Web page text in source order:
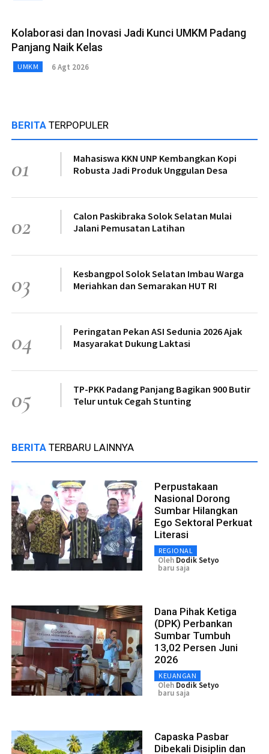
Kolaborasi dan Inovasi Jadi Kunci UMKM Padang
Panjang Naik Kelas
UMKM 6 Agt 2026
BERITA TERPOPULER
01
Mahasiswa KKN UNP Kembangkan Kopi
Robusta Jadi Produk Unggulan Desa
02
Calon Paskibraka Solok Selatan Mulai
Jalani Pemusatan Latihan
03
Kesbangpol Solok Selatan Imbau Warga
Meriahkan dan Semarakan HUT RI
04
Peringatan Pekan ASI Sedunia 2026 Ajak
Masyarakat Dukung Laktasi
05
TP-PKK Padang Panjang Bagikan 900 Butir
Telur untuk Cegah Stunting
BERITA TERBARU LAINNYA
Perpustakaan
Nasional Dorong
Sumbar Hilangkan
Ego Sektoral Perkuat
Literasi
REGIONAL
Oleh Dodik Setyo
baru saja
Dana Pihak Ketiga
(DPK) Perbankan
Sumbar Tumbuh
13,02 Persen Juni
2026
KEUANGAN
Oleh Dodik Setyo
baru saja
Capaska Pasbar
Dibekali Disiplin dan